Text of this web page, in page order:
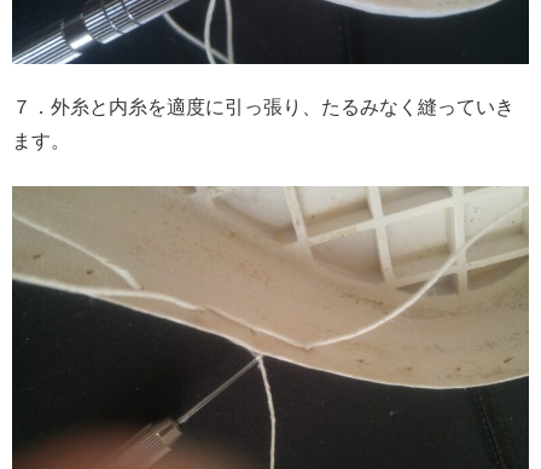
７．外糸と内糸を適度に引っ張り、たるみなく縫っていき
ます。